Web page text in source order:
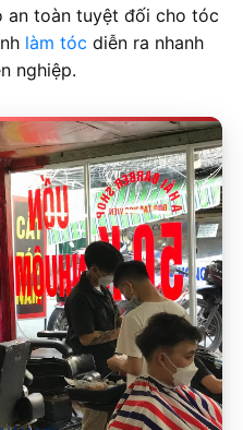
an toàn tuyệt đối cho tóc
làm tóc diễn ra nhanh
nghiệp.